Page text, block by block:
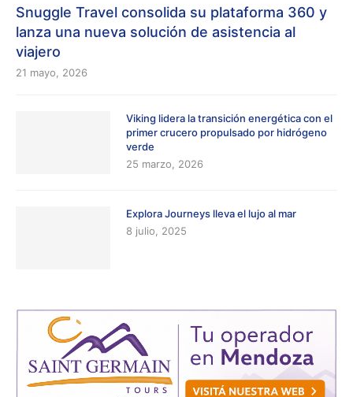
Snuggle Travel consolida su plataforma 360 y
lanza una nueva solución de asistencia al
viajero
21 mayo, 2026
Viking lidera la transición energética con el
primer crucero propulsado por hidrógeno
verde
25 marzo, 2026
Explora Journeys lleva el lujo al mar
8 julio, 2025